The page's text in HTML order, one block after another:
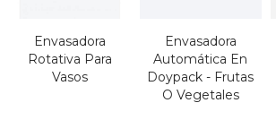
Envasadora
Rotativa Para
Vasos
Envasadora
Automática En
Doypack - Frutas
O Vegetales